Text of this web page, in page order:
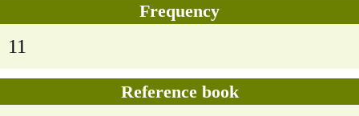
Frequency
11
Reference book